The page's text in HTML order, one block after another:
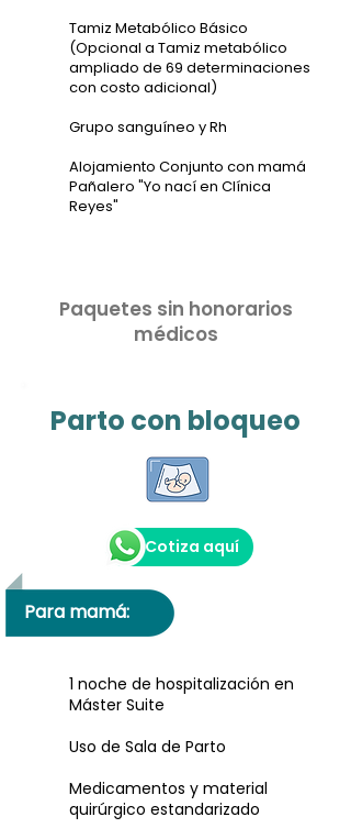
Tamiz Metabólico Básico
(Opcional a Tamiz metabólico
ampliado de 69 determinaciones
con costo adicional)
Grupo sanguíneo y Rh
Alojamiento Conjunto con mamá
Pañalero "Yo nací en Clínica
Reyes"
Paquetes sin honorarios
médicos
Parto con bloqueo
Cotiza aquí
Para mamá:
1 noche de hospitalización en
Máster Suite
Uso de Sala de Parto
Medicamentos y material
quirúrgico estandarizado